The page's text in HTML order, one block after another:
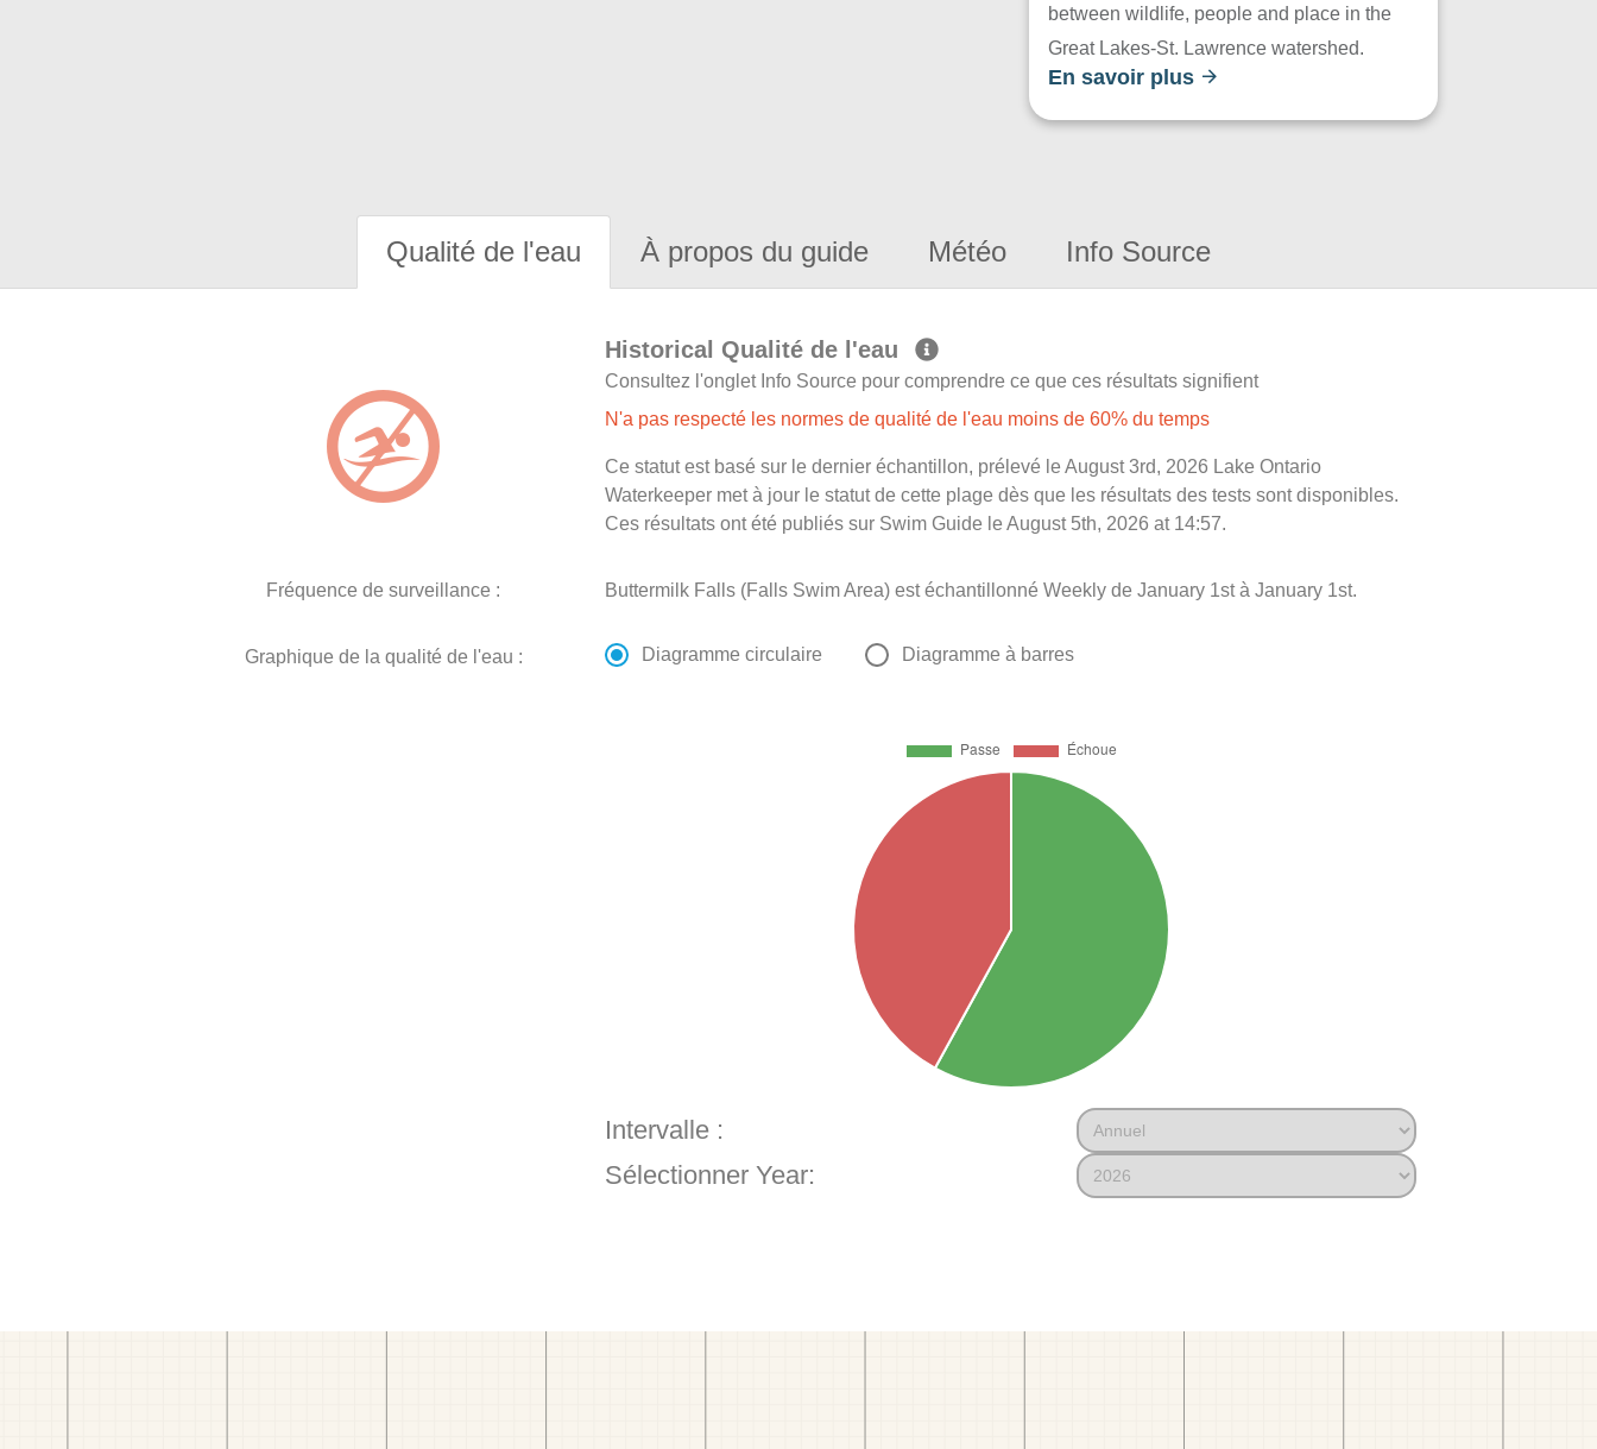
between wildlife, people and place in the
Great Lakes-St. Lawrence watershed.
En savoir plus
Qualité de l'eau À propos du guide Météo Info Source
Historical Qualité de l'eau
Consultez l'onglet Info Source pour comprendre ce que ces résultats signifient
N'a pas respecté les normes de qualité de l'eau moins de 60% du temps
Ce statut est basé sur le dernier échantillon, prélevé le August 3rd, 2026 Lake Ontario
Waterkeeper met à jour le statut de cette plage dès que les résultats des tests sont disponibles.
Ces résultats ont été publiés sur Swim Guide le August 5th, 2026 at 14:57.
Fréquence de surveillance : Buttermilk Falls (Falls Swim Area) est échantillonné Weekly de January 1st à January 1st.
Graphique de la qualité de l'eau : Diagramme circulaire Diagramme à barres
Intervalle :
Sélectionner Year: